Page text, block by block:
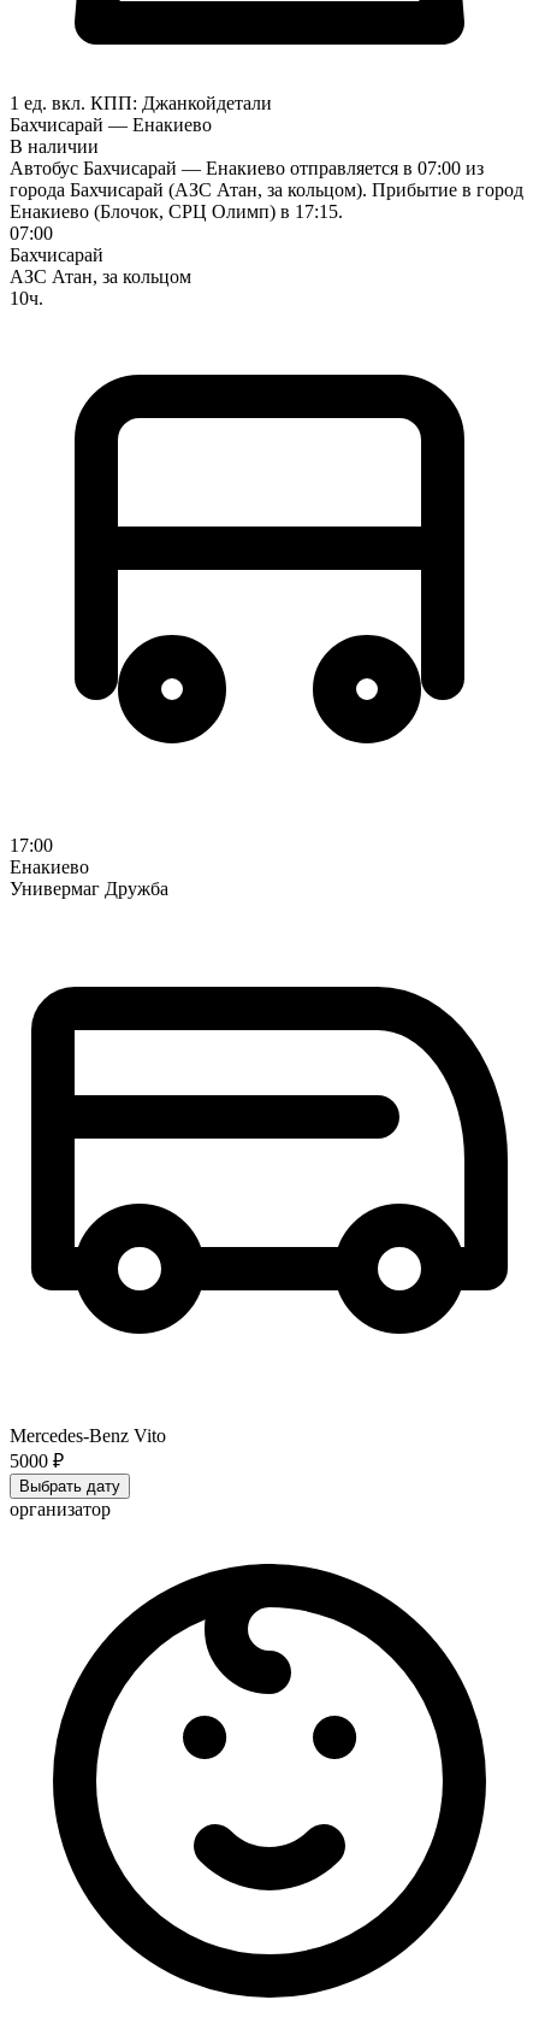
1 ед. вкл. КПП: Джанкойдетали
Бахчисарай — Енакиево
В наличии
Автобус Бахчисарай — Енакиево отправляется в 07:00 из
города Бахчисарай (АЗС Атан, за кольцом). Прибытие в город
Енакиево (Блочок, СРЦ Олимп) в 17:15.
07:00
Бахчисарай
АЗС Атан, за кольцом
10ч.
17:00
Енакиево
Универмаг Дружба
Mercedes-Benz Vito
5000 ₽
Выбрать дату
организатор